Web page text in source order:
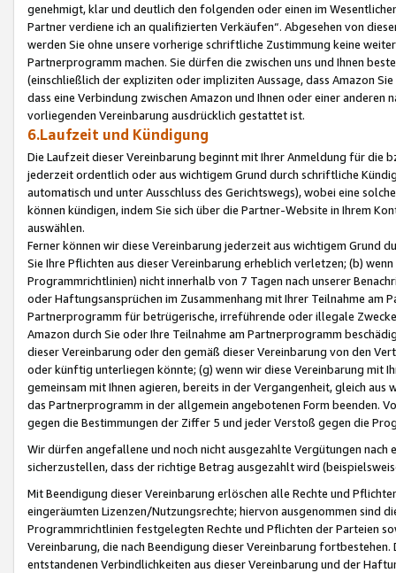
genehmigt, klar und deutlich den folgenden oder einen im
Partner verdiene ich an qualifizierten Verkäufen“. Abgesehen von
werden Sie ohne unsere vorherige schriftliche Zustimmung keine
Partnerprogramm machen. Sie dürfen die zwischen uns und Ihnen
(einschließlich der expliziten oder impliziten Aussage, dass Amazon
dass eine Verbindung zwischen Amazon und Ihnen oder einer
vorliegenden Vereinbarung ausdrücklich gestattet ist.
6.Laufzeit und Kündigung
Die Laufzeit dieser Vereinbarung beginnt mit Ihrer Anmeldung für die
jederzeit ordentlich oder aus wichtigem Grund durch schriftliche
automatisch und unter Ausschluss des Gerichtswegs), wobei eine
können kündigen, indem Sie sich über die Partner-Website in Ihrem
auswählen.
Ferner können wir diese Vereinbarung jederzeit aus wichtigem Grund
Sie Ihre Pflichten aus dieser Vereinbarung erheblich verletzen; (b)
Programmrichtlinien) nicht innerhalb von 7 Tagen nach unserer
oder Haftungsansprüchen im Zusammenhang mit Ihrer Teilnahme am
Partnerprogramm für betrügerische, irreführende oder illegale
Amazon durch Sie oder Ihre Teilnahme am Partnerprogramm
dieser Vereinbarung oder den gemäß dieser Vereinbarung von den
oder künftig unterliegen könnte; (g) wenn wir diese Vereinbarung mit
gemeinsam mit Ihnen agieren, bereits in der Vergangenheit, gleich
das Partnerprogramm in der allgemein angebotenen Form beenden.
gegen die Bestimmungen der Ziffer 5 und jeder Verstoß gegen die
Wir dürfen angefallene und noch nicht ausgezahlte Vergütungen
sicherzustellen, dass der richtige Betrag ausgezahlt wird
Mit Beendigung dieser Vereinbarung erlöschen alle Rechte und
eingeräumten Lizenzen/Nutzungsrechte; hiervon ausgenommen sind
Programmrichtlinien festgelegten Rechte und Pflichten der Parteien
Vereinbarung, die nach Beendigung dieser Vereinbarung
entstandenen Verbindlichkeiten aus dieser Vereinbarung und der